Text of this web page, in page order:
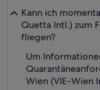
Kann ich
Quetta Intl.) zum
fliegen?
Um
Wien (VIE-Wien